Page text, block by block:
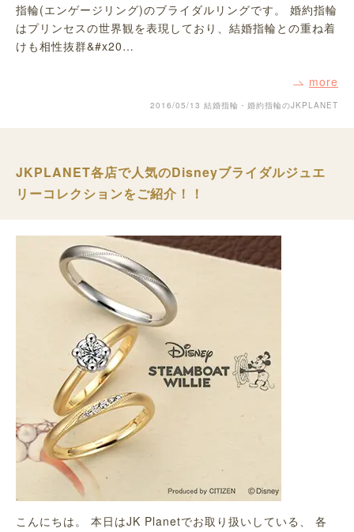
指輪(エンゲージリング)のブライダルリングです。 婚約指輪
はプリンセスの世界観を表現しており、結婚指輪との重ね着
けも相性抜群&#x20…
more
2016/05/13 結婚指輪・婚約指輪のJKPLANET
JKPLANET各店で人気のDisneyブライダルジュエ
リーコレクションをご紹介！！
こんにちは。 本日はJK Planetでお取り扱いしている、 各